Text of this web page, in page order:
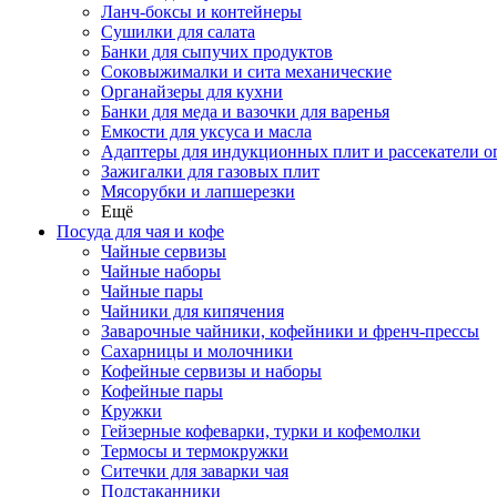
Ланч-боксы и контейнеры
Сушилки для салата
Банки для сыпучих продуктов
Соковыжималки и сита механические
Органайзеры для кухни
Банки для меда и вазочки для варенья
Емкости для уксуса и масла
Адаптеры для индукционных плит и рассекатели
Зажигалки для газовых плит
Мясорубки и лапшерезки
Ещё
Посуда для чая и кофе
Чайные сервизы
Чайные наборы
Чайные пары
Чайники для кипячения
Заварочные чайники, кофейники и френч-прессы
Сахарницы и молочники
Кофейные сервизы и наборы
Кофейные пары
Кружки
Гейзерные кофеварки, турки и кофемолки
Термосы и термокружки
Ситечки для заварки чая
Подстаканники